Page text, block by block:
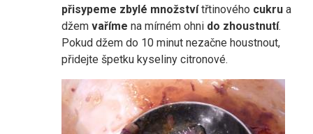
přisypeme zbylé množstvítřtinového cukru a
džem vaříme na mírném ohni do zhoustnutí.
Pokud džem do 10 minut nezačne houstnout,
přidejte špetku kyseliny citronové.